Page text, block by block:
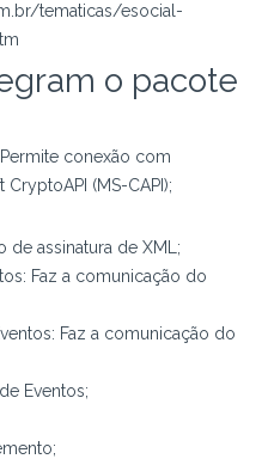
tematicas/esocial-
o pacote
conexão com
(MS-CAPI);
de assinatura de XML;
Faz a comunicação do
Faz a comunicação do
Eventos;